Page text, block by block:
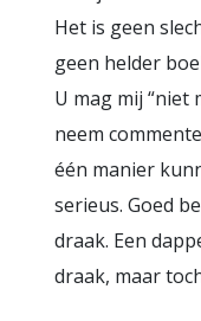
Het is geen
geen helder
U mag mij “niet
neem
één manier
serieus. Goed
draak. Een
draak, maar